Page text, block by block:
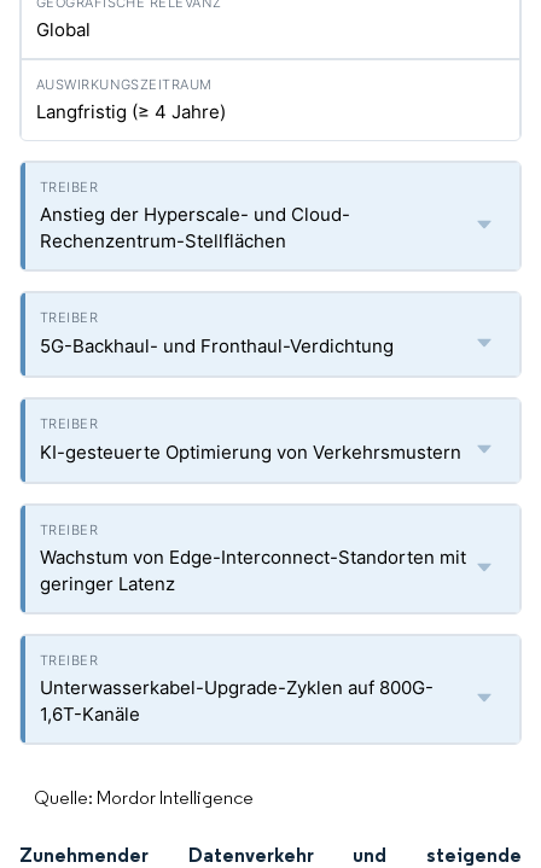
Global
Langfristig (≥ 4 Jahre)
Anstieg der Hyperscale- und Cloud-
Rechenzentrum-Stellflächen
5G-Backhaul- und Fronthaul-Verdichtung
KI-gesteuerte Optimierung von Verkehrsmustern
Wachstum von Edge-Interconnect-Standorten mit
geringer Latenz
Unterwasserkabel-Upgrade-Zyklen auf 800G-
1,6T-Kanäle
Quelle: Mordor Intelligence
Zunehmender Datenverkehr und steigende